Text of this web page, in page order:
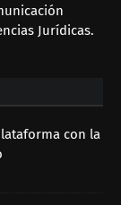
Jurídicas.
con la